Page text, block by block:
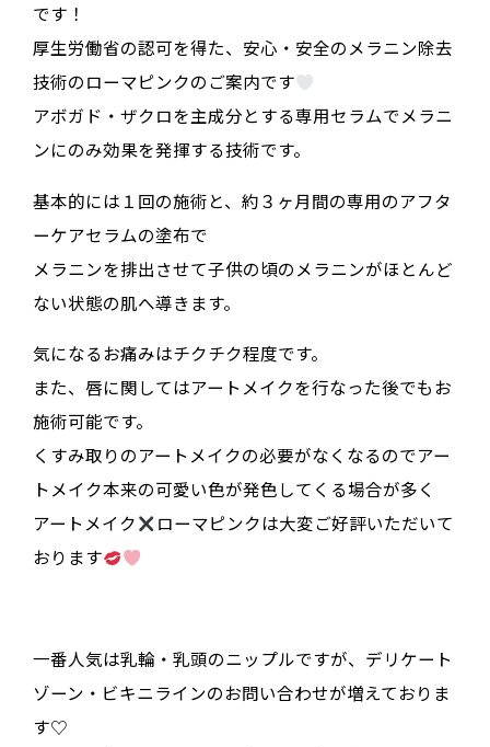
です！
厚生労働省の認可を得た、安心・安全のメラニン除去
技術のローマピンクのご案内です
アボガド・ザクロを主成分とする専用セラムでメラニ
ンにのみ効果を発揮する技術です。
基本的には１回の施術と、約３ヶ月間の専用のアフタ
ーケアセラムの塗布で
メラニンを排出させて子供の頃のメラニンがほとんど
ない状態の肌へ導きます。
気になるお痛みはチクチク程度です。
また、唇に関してはアートメイクを行なった後でもお
施術可能です。
くすみ取りのアートメイクの必要がなくなるのでアー
トメイク本来の可愛い色が発色してくる場合が多く
アートメイク
ローマピンクは大変ご好評いただいて
おります
一番人気は乳輪・乳頭のニップルですが、デリケート
ゾーン・ビキニラインのお問い合わせが増えておりま
す♡